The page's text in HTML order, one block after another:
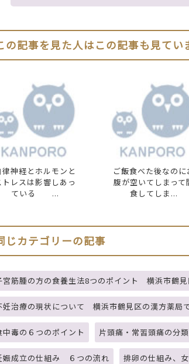
の記事を見た人はこの記事も見てい
律神経とホルモンと
トレスは影響しあっ
ている ...
ご飯食べた後なのに
腹が空いてしまって
食してしま...
じカテゴリーの記事
宮筋腫の方の食養生法8つのポイント 横浜市鶴見
妊治療の現状について 横浜市鶴見区の漢方薬局
中毒の６つのポイント 片頭痛・常習頭痛の分類
娠成立の仕組み ６つの流れ 排卵の仕組み、